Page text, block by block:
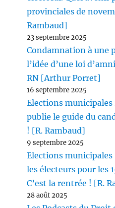
provinciales de
Rambaud]
23 septembre 2025
Condamnation à une
l’idée d’une loi
RN [Arthur Porret]
16 septembre 2025
Elections municipales
publie le guide du
! [R. Rambaud]
9 septembre 2025
Elections municipales
les électeurs pour les
C’est la rentrée ! [R.
28 août 2025